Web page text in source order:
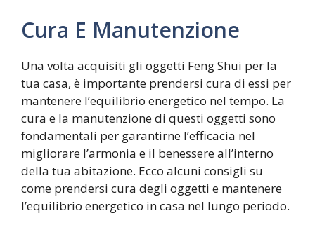
Cura E Manutenzione
Una volta acquisiti gli oggetti Feng Shui per la
tua casa, è importante prendersi cura di essi per
mantenere l’equilibrio energetico nel tempo. La
cura e la manutenzione di questi oggetti sono
fondamentali per garantirne l’efficacia nel
migliorare l’armonia e il benessere all’interno
della tua abitazione. Ecco alcuni consigli su
come prendersi cura degli oggetti e mantenere
l’equilibrio energetico in casa nel lungo periodo.